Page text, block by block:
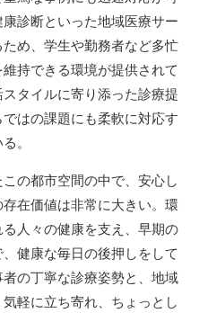
診断といった地域医療サー
め、学生や勤務者など多忙
持できる環境が提供されて
タイルに寄り添った診療提
はの課題にも柔軟に対応す
。
の都市空間の中で、安心し
在価値は非常に大きい。環
人々の健康を支え、早期の
健康な毎日の後押しをして
の丁寧な診療姿勢と、地域
軽に立ち寄れ、ちょっとし